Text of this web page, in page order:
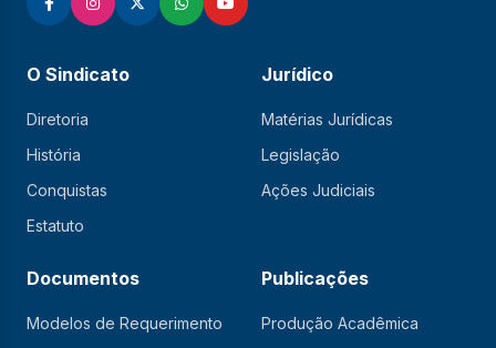
O Sindicato
Diretoria
História
Conquistas
Estatuto
Jurídico
Matérias Jurídicas
Legislação
Ações Judiciais
Documentos
Modelos de Requerimento
Publicações
Produção Acadêmica